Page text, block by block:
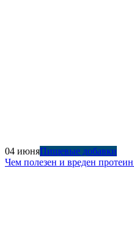
04 июняПищевые добавки
Чем полезен и вреден